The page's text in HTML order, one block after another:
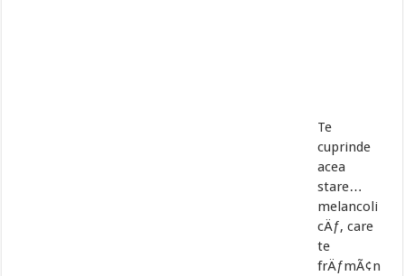
Te
cuprinde
acea
stare…
melancoli
cÄƒ, care
te
frÄƒmÃ¢n